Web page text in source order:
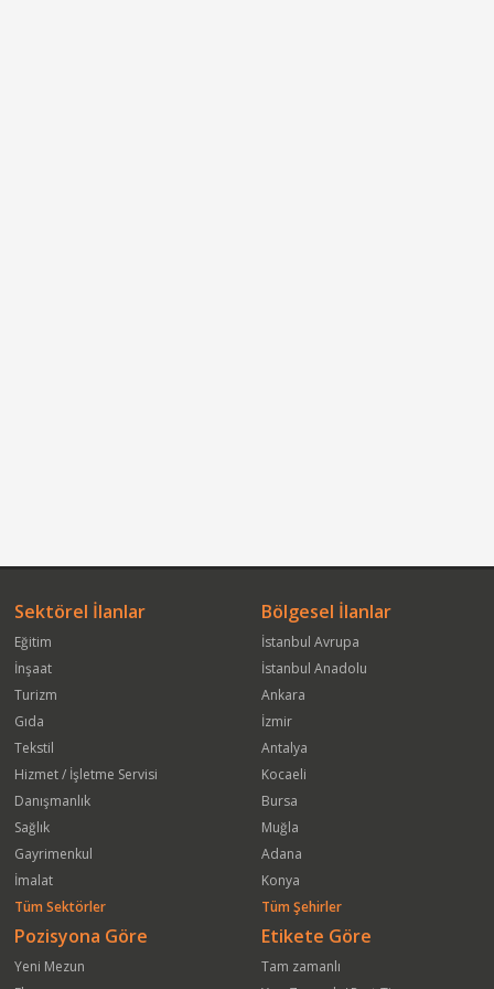
Sektörel İlanlar
Eğitim
İnşaat
Turizm
Gıda
Tekstil
Hizmet / İşletme Servisi
Danışmanlık
Sağlık
Gayrimenkul
İmalat
Tüm Sektörler
Bölgesel İlanlar
İstanbul Avrupa
İstanbul Anadolu
Ankara
İzmir
Antalya
Kocaeli
Bursa
Muğla
Adana
Konya
Tüm Şehirler
Pozisyona Göre
Yeni Mezun
Etikete Göre
Tam zamanlı